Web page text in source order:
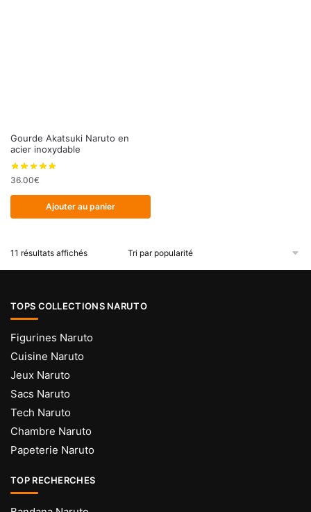
Gourde Akatsuki Naruto en
acier inoxydable
36.00€
Ajouter au panier
11 résultats affichésTrié
TOPS COLLECTIONS NARUTO
Figurines Naruto
Cuisine Naruto
Jeux Naruto
Sacs Naruto
Tech Naruto
Chambre Naruto
Papeterie Naruto
TOP RECHERCHES